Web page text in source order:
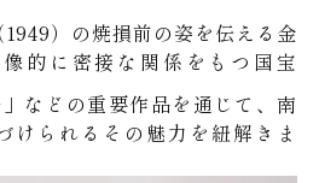
）の焼損前の姿を伝える金
的に密接な関係をもつ国宝
」などの重要作品を通じて、南
けられるその魅力を紐解きま